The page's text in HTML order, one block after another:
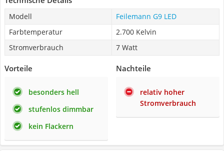
Modell
Feilemann G9 LED
Farbtemperatur
2.700 Kelvin
Stromverbrauch
7 Watt
Vorteile
besonders hell
stufenlos dimmbar
kein Flackern
Nachteile
relativ hoher
Stromverbrauch